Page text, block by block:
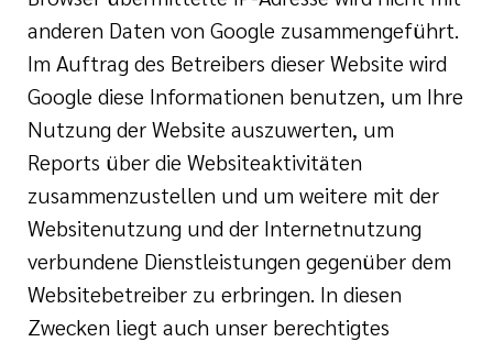
anderen Daten von Google zusammengeführt.
Im Auftrag des Betreibers dieser Website wird
Google diese Informationen benutzen, um Ihre
Nutzung der Website auszuwerten, um
Reports über die Websiteaktivitäten
zusammenzustellen und um weitere mit der
Websitenutzung und der Internetnutzung
verbundene Dienstleistungen gegenüber dem
Websitebetreiber zu erbringen. In diesen
Zwecken liegt auch unser berechtigtes